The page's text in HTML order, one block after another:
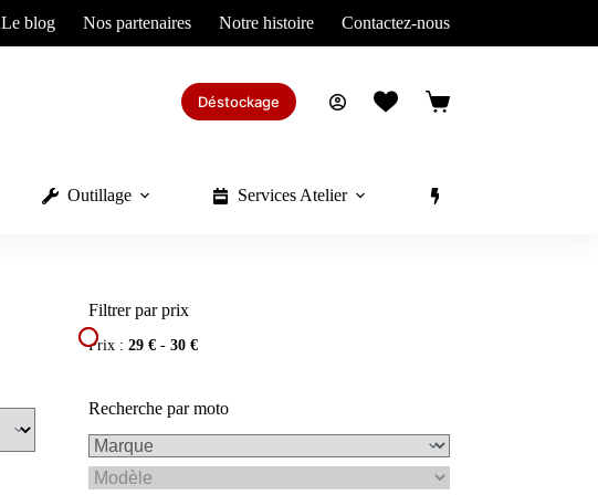
Le blog Nos partenaires Notre histoire Contactez-nous
Déstockage
Panier
Outillage Services Atelier
Filtrer par prix
Prix :29 € -30 €
Recherche par moto